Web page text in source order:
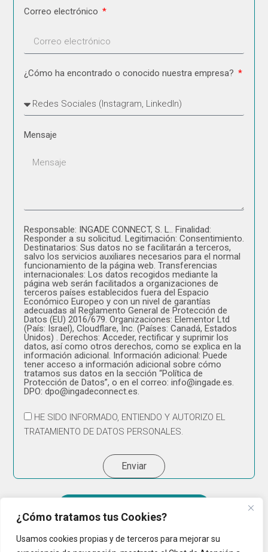
¿Cómo tratamos tus Cookies?
Usamos cookies propias y de terceros para mejorar su
Correo electrónico
¿Cómo ha encontrado o conocido nuestra empresa?
Mensaje
Responsable: INGADE CONNECT, S. L.. Finalidad:
Responder a su solicitud. Legitimación: Consentimiento.
Destinatarios: Sus datos no se facilitarán a terceros,
salvo los servicios auxiliares necesarios para el normal
funcionamiento de la página web. Transferencias
internacionales: Los datos recogidos mediante la
página web serán facilitados a organizaciones de
terceros países establecidos fuera del Espacio
Económico Europeo y con un nivel de garantías
adecuadas al Reglamento General de Protección de
Datos (EU) 2016/679. Organizaciones: Elementor Ltd
(País: Israel), Cloudflare, Inc. (Países: Canadá, Estados
Unidos) . Derechos: Acceder, rectificar y suprimir los
datos, así como otros derechos, como se explica en la
información adicional. Información adicional: Puede
tener acceso a información adicional sobre cómo
tratamos sus datos en la sección “Política de
Protección de Datos”, o en el correo: info@ingade.es.
DPO: dpo@ingadeconnect.es.
HE SIDO INFORMADO, ENTIENDO Y AUTORIZO EL
TRATAMIENTO DE DATOS PERSONALES.
Enviar